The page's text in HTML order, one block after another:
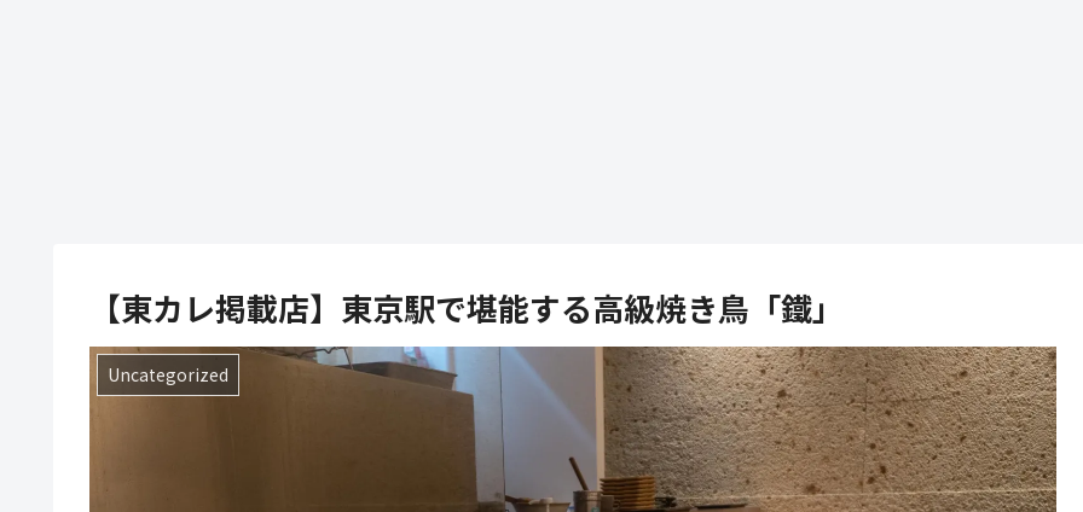
【東カレ掲載店】東京駅で堪能する高級焼き鳥「鐵」
Uncategorized